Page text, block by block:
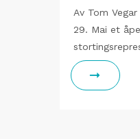
Av Tom
29. Mai et